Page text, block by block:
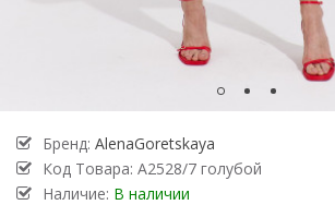
Бренд: AlenaGoretskaya
Код Товара: А2528/7 голубой
Наличие: В наличии